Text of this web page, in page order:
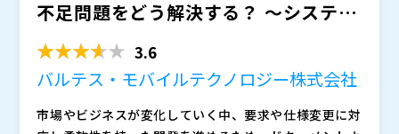
不足問題をどう解決する？ 〜システム
3.6
バルテス・モバイルテクノロジー株式会社
市場やビジネスが変化していく中、要求や仕様変更に対